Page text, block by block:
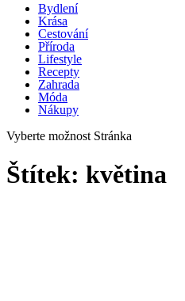
Bydlení
Krása
Cestování
Příroda
Lifestyle
Recepty
Zahrada
Móda
Nákupy
Vyberte možnost Stránka
Štítek: květina